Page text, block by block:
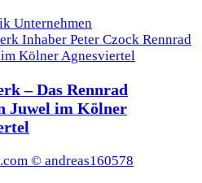
Unternehmen
– Das Rennrad
Juwel im Kölner